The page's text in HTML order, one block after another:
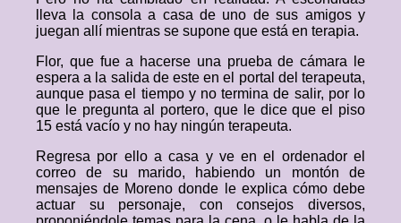
lleva la consola a casa de uno de sus amigos y
juegan allí mientras se supone que está en terapia.
Flor, que fue a hacerse una prueba de cámara le
espera a la salida de este en el portal del terapeuta,
aunque pasa el tiempo y no termina de salir, por lo
que le pregunta al portero, que le dice que el piso
15 está vacío y no hay ningún terapeuta.
Regresa por ello a casa y ve en el ordenador el
correo de su marido, habiendo un montón de
mensajes de Moreno donde le explica cómo debe
actuar su personaje, con consejos diversos,